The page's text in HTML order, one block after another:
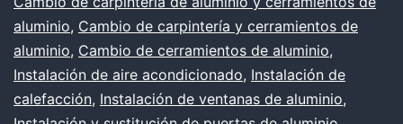
aluminio, Cambio de carpintería y cerramientos de
aluminio, Cambio de cerramientos de aluminio,
Instalación de aire acondicionado, Instalación de
calefacción, Instalación de ventanas de aluminio,